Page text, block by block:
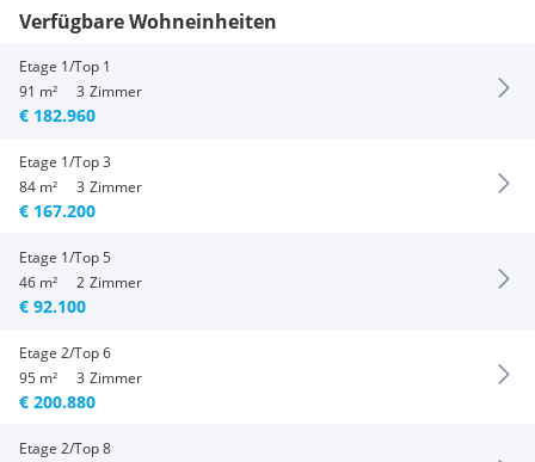
Verfügbare Wohneinheiten
Etage 1/Top 1
91 m²
€ 182.960
3 Zimmer
Etage 1/Top 3
84 m²
€ 167.200
3 Zimmer
Etage 1/Top 5
46 m²
€ 92.100
2 Zimmer
Etage 2/Top 6
95 m²
€ 200.880
3 Zimmer
Etage 2/Top 8